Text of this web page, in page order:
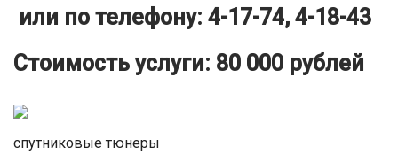
или по телефону: 4-17-74, 4-18-43
Стоимость услуги: 80 000 рублей
спутниковые тюнеры